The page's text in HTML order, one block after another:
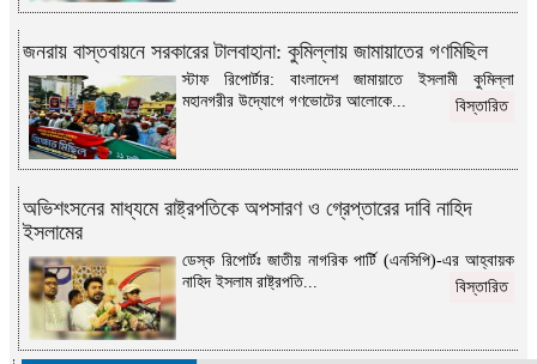
জনরায় বাস্তবায়নে সরকারের টালবাহানা: কুমিল্লায় জামায়াতের গণমিছিল
স্টাফ রিপোর্টার: বাংলাদেশ জামায়াতে ইসলামী কুমিল্লা
মহানগরীর উদ্যোগে গণভোটের আলোকে...
বিস্তারিত
অভিশংসনের মাধ্যমে রাষ্ট্রপতিকে অপসারণ ও গ্রেপ্তারের দাবি নাহিদ
ইসলামের
ডেস্ক রিপোর্টঃ জাতীয় নাগরিক পার্টি (এনসিপি)-এর আহ্বায়ক
নাহিদ ইসলাম রাষ্ট্রপতি...
বিস্তারিত